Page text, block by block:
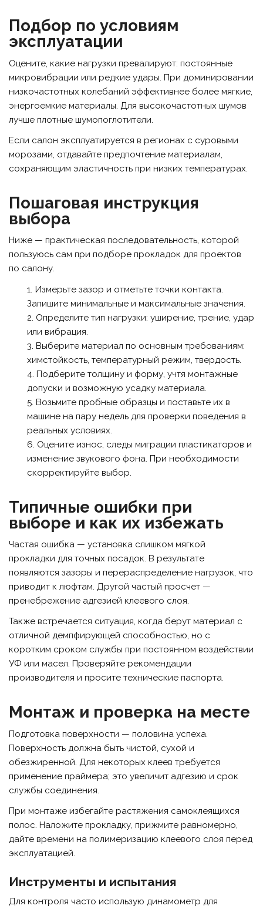
Подбор по условиям
эксплуатации
Оцените, какие нагрузки превалируют: постоянные
микровибрации или редкие удары. При доминировании
низкочастотных колебаний эффективнее более мягкие,
энергоемкие материалы. Для высокочастотных шумов
лучше плотные шумопоглотители.
Если салон эксплуатируется в регионах с суровыми
морозами, отдавайте предпочтение материалам,
сохраняющим эластичность при низких температурах.
Пошаговая инструкция
выбора
Ниже — практическая последовательность, которой
пользуюсь сам при подборе прокладок для проектов
по салону.
Измерьте зазор и отметьте точки контакта.
Запишите минимальные и максимальные значения.
Определите тип нагрузки: уширение, трение, удар
или вибрация.
Выберите материал по основным требованиям:
химстойкость, температурный режим, твердость.
Подберите толщину и форму, учтя монтажные
допуски и возможную усадку материала.
Возьмите пробные образцы и поставьте их в
машине на пару недель для проверки поведения в
реальных условиях.
Оцените износ, следы миграции пластикаторов и
изменение звукового фона. При необходимости
скорректируйте выбор.
Типичные ошибки при
выборе и как их избежать
Частая ошибка — установка слишком мягкой
прокладки для точных посадок. В результате
появляются зазоры и перераспределение нагрузок, что
приводит к люфтам. Другой частый просчет —
пренебрежение адгезией клеевого слоя.
Также встречается ситуация, когда берут материал с
отличной демпфирующей способностью, но с
коротким сроком службы при постоянном воздействии
УФ или масел. Проверяйте рекомендации
производителя и просите технические паспорта.
Монтаж и проверка на месте
Подготовка поверхности — половина успеха.
Поверхность должна быть чистой, сухой и
обезжиренной. Для некоторых клеев требуется
применение праймера; это увеличит адгезию и срок
службы соединения.
При монтаже избегайте растяжения самоклеящихся
полос. Наложите прокладку, прижмите равномерно,
дайте времени на полимеризацию клеевого слоя перед
эксплуатацией.
Инструменты и испытания
Для контроля часто использую динамометр для